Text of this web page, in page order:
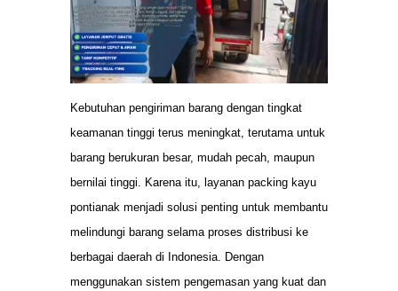
Kebutuhan pengiriman barang dengan tingkat
keamanan tinggi terus meningkat, terutama untuk
barang berukuran besar, mudah pecah, maupun
bernilai tinggi. Karena itu, layanan packing kayu
pontianak menjadi solusi penting untuk membantu
melindungi barang selama proses distribusi ke
berbagai daerah di Indonesia. Dengan
menggunakan sistem pengemasan yang kuat dan